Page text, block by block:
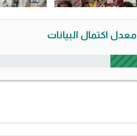
معدل اكتمال البيانات